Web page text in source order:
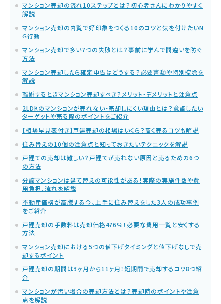
マンション売却の流れ10ステップとは？初心者さんにわかりやすく
解説
マンション売却の内覧で好印象をつくる10のコツと気を付けたいN
G行動
マンション売却で多い7つの失敗とは？事前に学んで間違いを防ぐ
方法
マンション売却したら確定申告はどうする？必要書類や特別控除を
解説
離婚するときマンション売却すべき？メリット・デメリットと注意点
2LDKのマンションが売れない・売却しにくい理由とは？意識したい
ターゲットや売る際のポイントをご紹介
【相場早見表付き】戸建売却の相場はいくら？高く売るコツも解説
住み替えの10個の注意点と知っておきたいテクニックを解説
戸建ての売却は難しい？戸建てが売れない原因と売るための6つ
の方法
分譲マンションは建て替えの可能性がある！実際の実施件数や費
用負担、流れを解説
不動産価格が高騰する今、上手に住み替えをした3人の成功事例
をご紹介
戸建売却の手数料は売却価格4?6％！必要な費用一覧と安くする
方法
マンション売却における5つの値下げタイミングと値下げなしで売
却するポイント
戸建売却の期間は3ヶ月から11ヶ月！短期間で売却するコツ8つ紹
介
マンションが汚い場合の売却方法とは？売却時のポイントや注意
点を解説